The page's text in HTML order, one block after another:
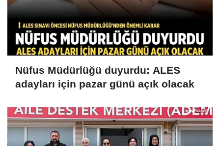
Nüfus Müdürlüğü duyurdu: ALES
adayları için pazar günü açık olacak